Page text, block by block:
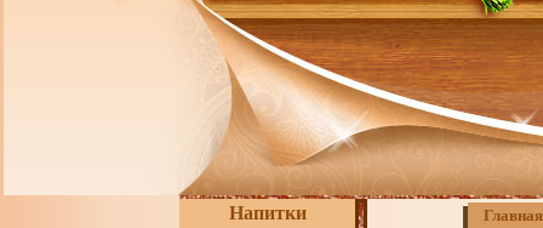
Напитки Главная